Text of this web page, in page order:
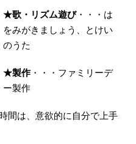
★歌・リズム遊び・・・は
をみがきましょう、とけい
のうた
★製作・・・ファミリーデ
ー製作
間は、意欲的に自分で上手